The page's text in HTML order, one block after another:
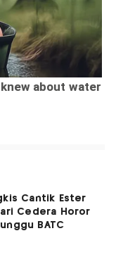
Cantik Ester
Cedera Horor
BATC